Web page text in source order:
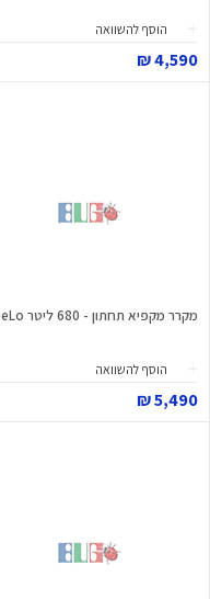
הוסף להשוואה
4,590 ₪
מקרר מקפיא תחתון - 680 ליטר DeLo...
הוסף להשוואה
5,490 ₪